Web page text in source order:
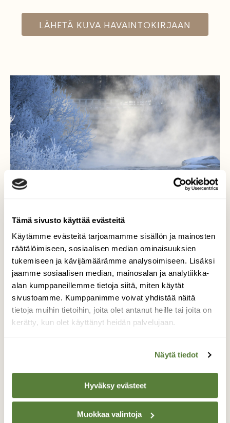
Tämä sivusto käyttää evästeitä
Käytämme evästeitä tarjoamamme sisällön ja mainosten
räätälöimiseen, sosiaalisen median ominaisuuksien
tukemiseen ja kävijämäärämme analysoimiseen. Lisäksi
jaamme sosiaalisen median, mainosalan ja analytiikka-
alan kumppaneillemme tietoja siitä, miten käytät
sivustoamme. Kumppanimme voivat yhdistää näitä
tietoja muihin tietoihin, joita olet antanut heille tai joita on
kerätty, kun olet käyttänyt heidän palvelujaan.
Näytä tiedot
Hyväksy evästeet
Muokkaa valintoja
LÄHETÄ KUVA HAVAINTOKIRJAAN
Koskikaran kylmä koti
Kylmä pakkaspäivä sai kosken höyryämään.
Koskikaran kodissa on viileää, mutta se ei
lintua haittaa. Koskikara poseeraa kauniissa
talvimaisemissa.
TAKAISIN LISTAAN